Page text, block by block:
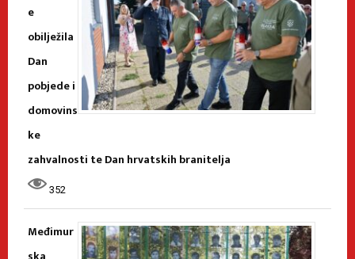
e
obilježila
Dan
pobjede i
domovins
ke
zahvalnosti te Dan hrvatskih branitelja
352
Međimur